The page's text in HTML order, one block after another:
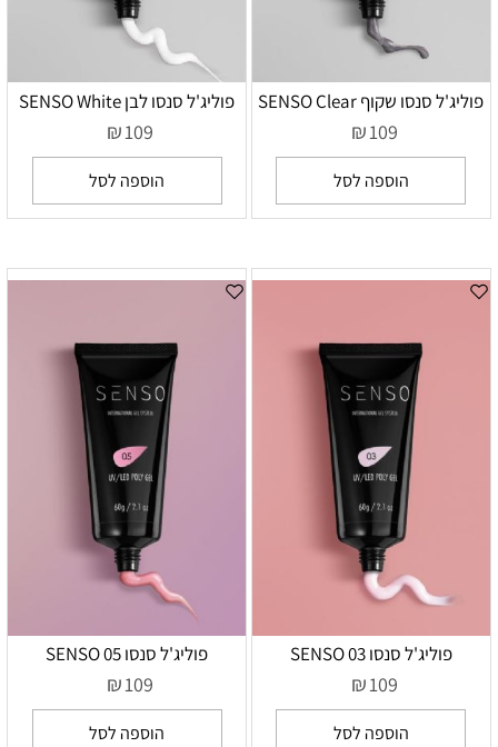
פוליג'ל סנסו שקוף SENSO Clear
₪109
הוספה לסל
פוליג'ל סנסו לבן SENSO White
₪109
הוספה לסל
פוליג'ל סנסו SENSO 03
₪109
הוספה לסל
פוליג'ל סנסו SENSO 05
₪109
הוספה לסל